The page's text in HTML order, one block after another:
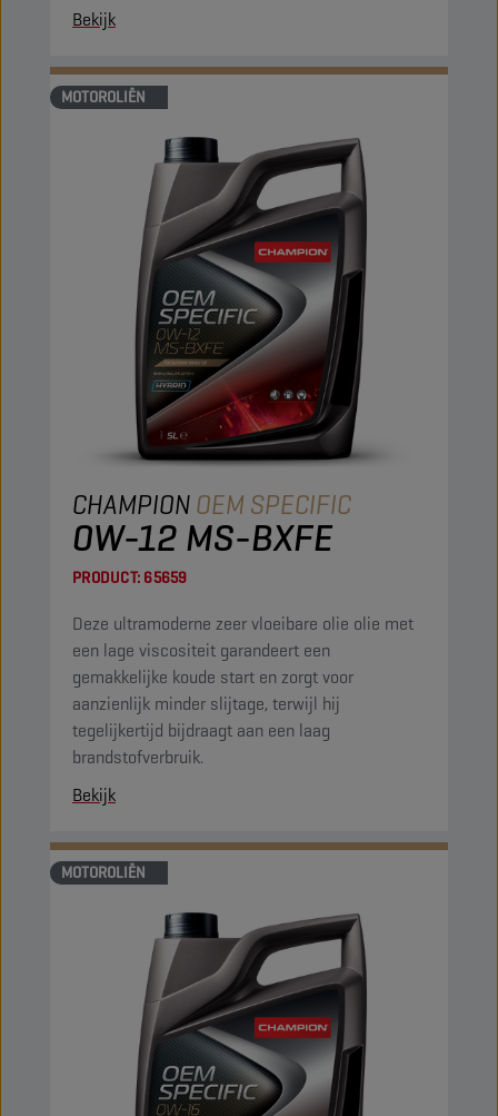
Bekijk
MOTOROLIËN
CHAMPIONOEM SPECIFIC
0W-12 MS-BXFE
PRODUCT: 65659
Deze ultramoderne zeer vloeibare olie olie met
een lage viscositeit garandeert een
gemakkelijke koude start en zorgt voor
aanzienlijk minder slijtage, terwijl hij
tegelijkertijd bijdraagt aan een laag
brandstofverbruik.
Bekijk
MOTOROLIËN